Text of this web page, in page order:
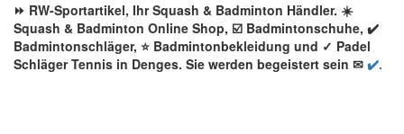
⏩ RW-Sportartikel, Ihr Squash & Badminton Händler. ☀️
Squash & Badminton Online Shop, ☑️ Badmintonschuhe, ✔️
Badmintonschläger, ⭐ Badmintonbekleidung und ✓ Padel
Schläger Tennis in Denges. Sie werden begeistert sein ✉ ✔️.